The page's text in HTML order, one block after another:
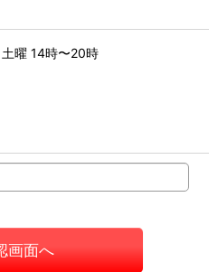
曜 14時〜20時
画面へ